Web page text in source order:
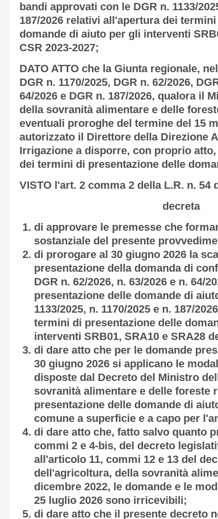
bandi approvati con le DGR n. 1133/
187/2026 relativi all'apertura dei
domande di aiuto per gli interventi
CSR 2023-2027;
DATO ATTO che la Giunta regionale,
DGR n. 1170/2025, DGR n. 62/2026,
64/2026 e DGR n. 187/2026, qualora il
della sovranità alimentare e delle
eventuali proroghe del termine del 15
autorizzato il Direttore della Direzione
Irrigazione a disporre, con proprio
dei termini di presentazione delle
VISTO l'art. 2 comma 2 della L.R. n. 54
decreta
di approvare le premesse che
sostanziale del presente
di prorogare al 30 giugno 2026 la
presentazione della domanda di
DGR n. 62/2026, n. 63/2026 e n. 64/
presentazione delle domande di
1133/2025, n. 1170/2025 e n. 187/
termini di presentazione delle
interventi SRB01, SRA10 e SRA28
di dare atto che per le domande
30 giugno 2026 si applicano le
disposte dal Decreto del Ministro
sovranità alimentare e delle foreste
presentazione delle domande di
comune a superficie e a capo per
di dare atto che, fatto salvo quanto
commi 2 e 4-bis, del decreto
all'articolo 11, commi 12 e 13 del
dell'agricoltura, della sovranità
dicembre 2022, le domande e le
25 luglio 2026 sono irricevibili;
di dare atto che il presente decreto